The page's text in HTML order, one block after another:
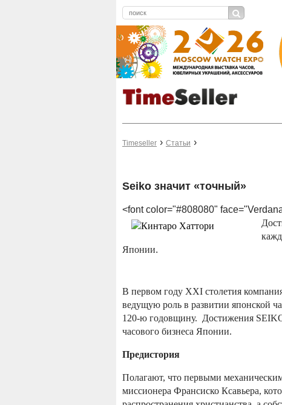
Timeseller Статьи
Seiko значит «точный»
<font color="#808080"
Японии.
В первом году XXI столетия
ведущую роль в развитии японской
120-ю годовщину. Достижения
часового бизнеса Японии.
Предистория
Полагают, что первыми
миссионера Франсиско Ксавьера,